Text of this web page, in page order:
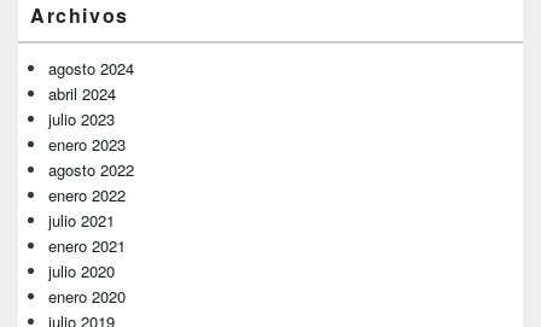
lateral
primaria
Archivos
agosto 2024
abril 2024
julio 2023
enero 2023
agosto 2022
enero 2022
julio 2021
enero 2021
julio 2020
enero 2020
julio 2019